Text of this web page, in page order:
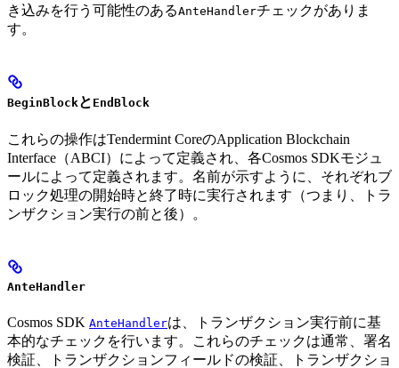
き込みを行う可能性のあるAnteHandlerチェックがありま
す。
BeginBlockと EndBlock
これらの操作はTendermint CoreのApplication Blockchain
Interface（ABCI）によって定義され、各Cosmos SDKモジュ
ールによって定義されます。名前が示すように、それぞれブ
ロック処理の開始時と終了時に実行されます（つまり、トラ
ンザクション実行の前と後）。
AnteHandler
Cosmos SDK AnteHandlerは、トランザクション実行前に基
本的なチェックを行います。これらのチェックは通常、署名
検証、トランザクションフィールドの検証、トランザクショ